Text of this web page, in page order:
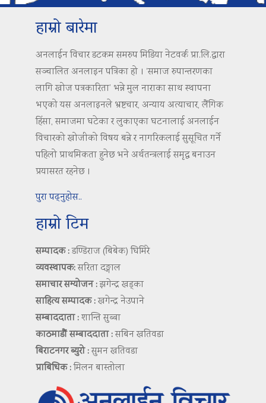
हाम्रो बारेमा
अनलाईन विचार डटकम समरुप मिडिया नेटवर्क प्रा.लि.द्वारा
सञ्चालित अनलाइन पत्रिका हो । ‘समाज रुपान्तरणका
लागि खोज पत्रकारिता’ भन्ने मुल नाराका साथ स्थापना
भएको यस अनलाइनले भ्रष्टचार, अन्याय अत्याचार, लैंगिक
हिंसा, समाजमा घटेका र लुकाएका घटनालाई अनलाईन
विचारको खोजीको विषय बन्ने र नागरिकलाई सुसूचित गर्ने
पहिलो प्राथमिकता हुनेछ भने अर्थतन्त्रलाई समृद्ध बनाउन
प्रयासरत रहनेछ ।
पुरा पढ्नुहोस..
हाम्रो टिम
सम्पादक :डण्डिराज (बिबेक) घिमिरे
व्यवस्थापक:सरिता दङ्गाल
समाचार सम्योजन :झगेन्द्र खड्का
साहित्य सम्पादक :खगेन्द्र नेउपाने
सम्बाददाता :शान्ति सुब्बा
काठमाडौं सम्बाददाता :सबिन खतिवडा
बिराटनगर ब्युरो :सुमन खतिवडा
प्राबिधिक :मिलन बास्तोला